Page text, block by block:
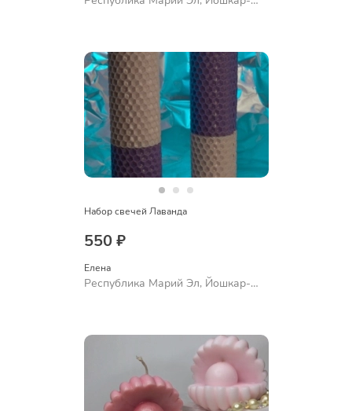
Набор свечей Лаванда
550 ₽
Елена
Республика Марий Эл, Йошкар-